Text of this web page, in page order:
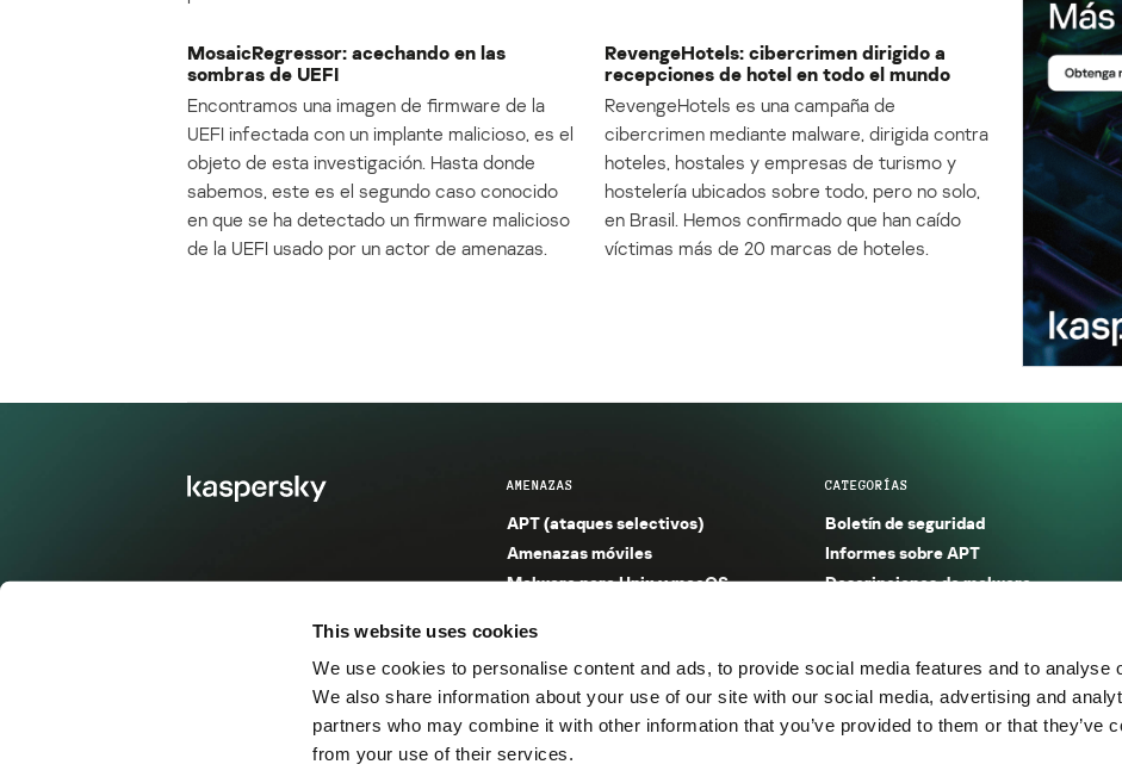
This website uses cookies
We use cookies to personalise content and ads, to provide social media features and to analyse
We also share information about your use of our site with our social media, advertising and
partners who may combine it with other information that you’ve provided to them or that they’ve
from your use of their services.
MosaicRegressor: acechando en las
sombras de UEFI
Encontramos una imagen de firmware de la
UEFI infectada con un implante malicioso, es el
objeto de esta investigación. Hasta donde
sabemos, este es el segundo caso conocido
en que se ha detectado un firmware malicioso
de la UEFI usado por un actor de amenazas.
RevengeHotels: cibercrimen dirigido a
recepciones de hotel en todo el mundo
RevengeHotels es una campaña de
cibercrimen mediante malware, dirigida contra
hoteles, hostales y empresas de turismo y
hostelería ubicados sobre todo, pero no solo,
en Brasil. Hemos confirmado que han caído
víctimas más de 20 marcas de hoteles.
AMENAZAS
APT (ataques selectivos)
Amenazas móviles
Malware para Unix y macOS
Entorno seguro (IoT)
Amenazas financieras
Amenazas industriales
Spam y phishing
CATEGORÍAS
Boletín de seguridad
Informes sobre APT
Descripciones de malware
Informes sobre spam y phishing
Publicaciones
Incidentes